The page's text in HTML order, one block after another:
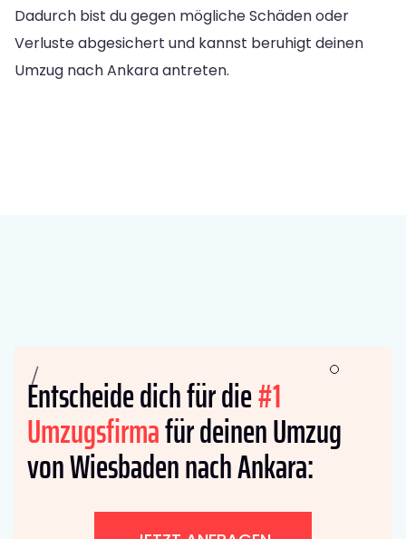
Dadurch bist du gegen mögliche Schäden oder
Verluste abgesichert und kannst beruhigt deinen
Umzug nach Ankara antreten.
Entscheide dich für die#1
Umzugsfirmafür deinen Umzug
von Wiesbaden nach Ankara: